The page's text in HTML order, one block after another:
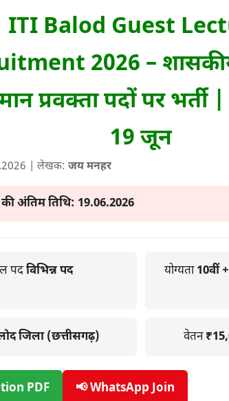
ITI Balod Guest
2026 –
प्रवक्ता पदों पर भर्ती
19 जून
| लेखक: जय मनहर
अंतिम तिथि: 19.06.2026
पदविभिन्न पद योग्यता10वीं
जिला (छत्तीसगढ़) वेतन
PDF 📢 WhatsApp Join